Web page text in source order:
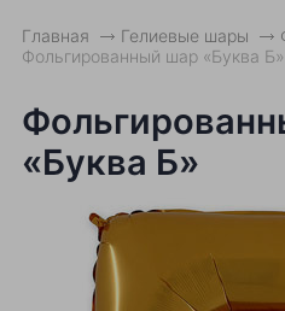
Главная Гелиевые шары
Фольгированный шар «Буква Б»
«Буква Б»